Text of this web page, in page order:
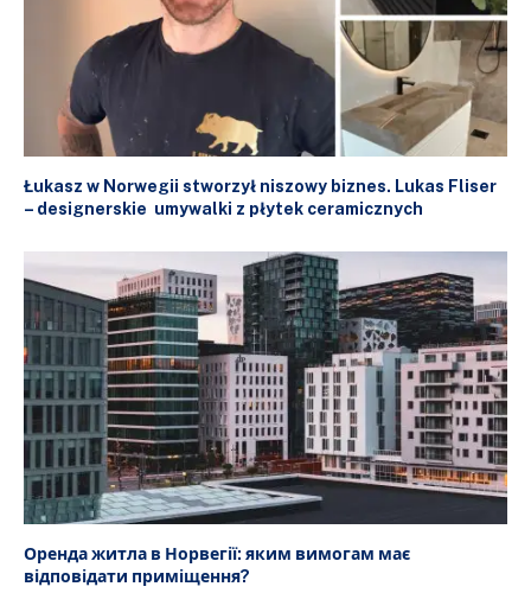
Łukasz w Norwegii stworzył niszowy biznes. Lukas Fliser
– designerskie umywalki z płytek ceramicznych
Оренда житла в Норвегії: яким вимогам має
відповідати приміщення?